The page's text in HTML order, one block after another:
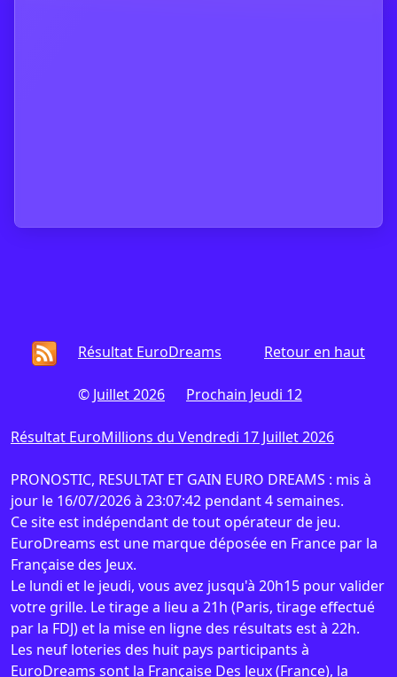
Retour en haut
Résultat EuroDreams
© Juillet 2026 Prochain Jeudi 12
Résultat EuroMillions du Vendredi 17 Juillet 2026
PRONOSTIC, RESULTAT ET GAIN EURO DREAMS : mis à
jour le 16/07/2026 à 23:07:42 pendant 4 semaines.
Ce site est indépendant de tout opérateur de jeu.
EuroDreams est une marque déposée en France par la
Française des Jeux.
Le lundi et le jeudi, vous avez jusqu'à 20h15 pour valider
votre grille. Le tirage a lieu a 21h (Paris, tirage effectué
par la FDJ) et la mise en ligne des résultats est à 22h.
Les neuf loteries des huit pays participants à
EuroDreams sont la Française Des Jeux(France), la